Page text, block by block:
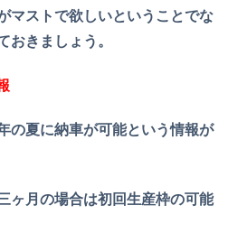
マストで欲しいということでな
おきましょう。
の夏に納車が可能という情報が
ヶ月の場合は初回生産枠の可能